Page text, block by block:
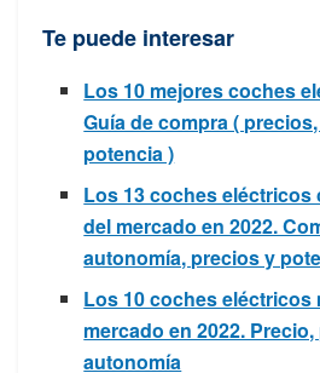
Te puede interesar
Los 10 mejores coches
Guía de compra (
potencia )
Los 13 coches
del mercado en 2022.
autonomía, precios y
Los 10 coches eléctricos
mercado en 2022.
autonomía